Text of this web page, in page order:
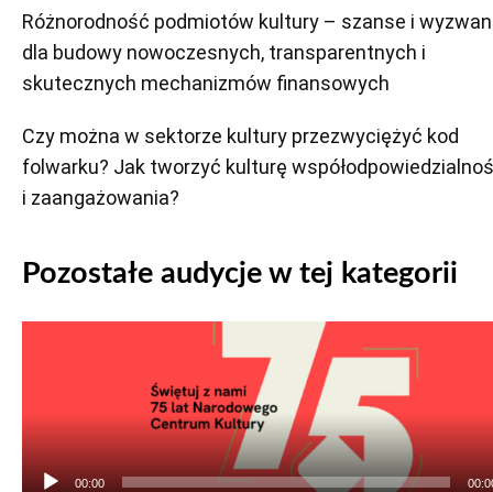
Różnorodność podmiotów kultury – szanse i
dla budowy nowoczesnych, transparentnych i
skutecznych mechanizmów finansowych
Czy można w sektorze kultury przezwyciężyć kod
folwarku? Jak tworzyć kulturę
i zaangażowania?
Pozostałe audycje w tej kategorii
00:00